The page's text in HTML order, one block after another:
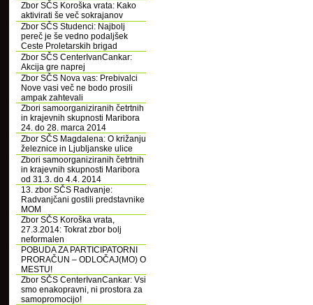
Zbor SČS Koroška vrata: Kako
aktivirati še več sokrajanov
Zbor SČS Studenci: Najbolj
pereč je še vedno podaljšek
Ceste Proletarskih brigad
Zbor SČS CenterIvanCankar:
Akcija gre naprej
Zbor SČS Nova vas: Prebivalci
Nove vasi več ne bodo prosili
ampak zahtevali
Zbori samoorganiziranih četrtnih
in krajevnih skupnosti Maribora
24. do 28. marca 2014
Zbor SČS Magdalena: O križanju
železnice in Ljubljanske ulice
Zbori samoorganiziranih četrtnih
in krajevnih skupnosti Maribora
od 31.3. do 4.4. 2014
13. zbor SČS Radvanje:
Radvanjčani gostili predstavnike
MOM
Zbor SČS Koroška vrata,
27.3.2014: Tokrat zbor bolj
neformalen
POBUDA ZA PARTICIPATORNI
PRORAČUN – ODLOČAJ(MO) O
MESTU!
Zbor SČS CenterIvanCankar: Vsi
smo enakopravni, ni prostora za
samopromocijo!